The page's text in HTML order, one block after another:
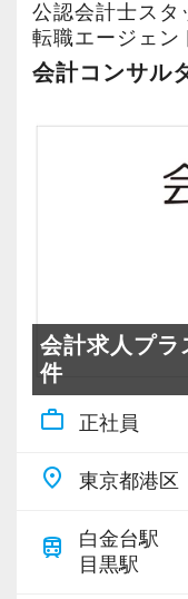
公認会計士スタ
転職エージェン
会計コンサル
会計求人プラ
件
work_outline 正社員
place 東京都港区
train
白金台駅
目黒駅